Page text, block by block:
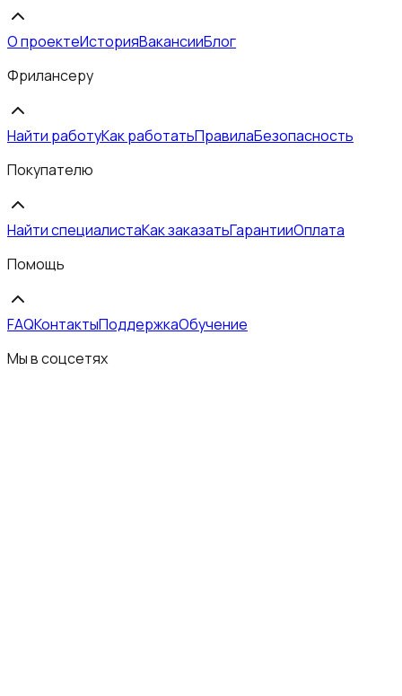
О проектеИсторияВакансииБлог
Фрилансеру
Найти работуКак работатьПравилаБезопасность
Покупателю
Найти специалистаКак заказатьГарантииОплата
Помощь
FAQКонтактыПоддержкаОбучение
Мы в соцсетях